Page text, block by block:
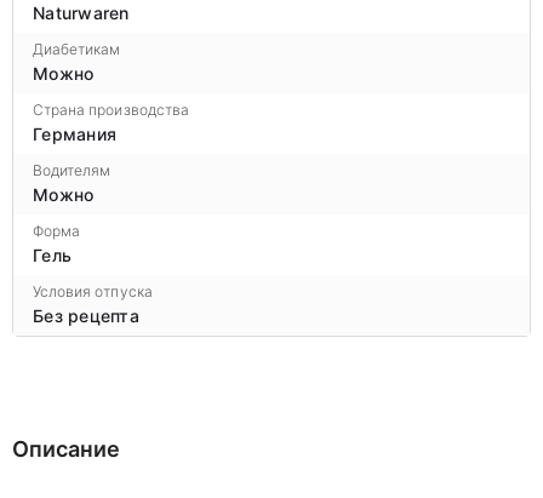
Naturwaren
Диабетикам
Можно
Страна производства
Германия
Водителям
Можно
Форма
Гель
Условия отпуска
Без рецепта
Описание